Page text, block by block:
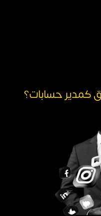
كمدير حسابات؟